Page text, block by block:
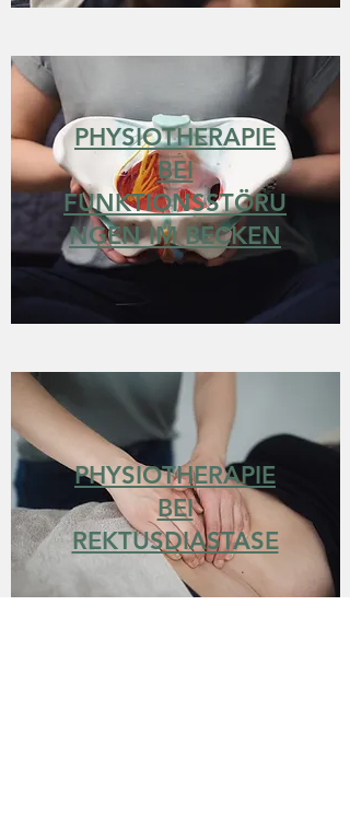
PHYSIOTHERAPIE
BEI
FUNKTIONSSTÖRU
NGEN IM BECKEN
PHYSIOTHERAPIE
BEI
REKTUSDIASTASE